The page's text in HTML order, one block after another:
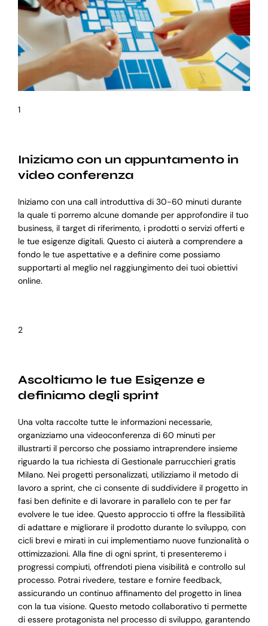
1
Iniziamo con un appuntamento in
video conferenza
Iniziamo con una call introduttiva di 30-60 minuti durante
la quale ti porremo alcune domande per approfondire il tuo
business, il target di riferimento, i prodotti o servizi offerti e
le tue esigenze digitali. Questo ci aiuterà a comprendere a
fondo le tue aspettative e a definire come possiamo
supportarti al meglio nel raggiungimento dei tuoi obiettivi
online.
2
Ascoltiamo le tue Esigenze e
definiamo degli sprint
Una volta raccolte tutte le informazioni necessarie,
organizziamo una videoconferenza di 60 minuti per
illustrarti il percorso che possiamo intraprendere insieme
riguardo la tua richiesta di Gestionale parrucchieri gratis
Milano. Nei progetti personalizzati, utilizziamo il metodo di
lavoro a sprint, che ci consente di suddividere il progetto in
fasi ben definite e di lavorare in parallelo con te per far
evolvere le tue idee. Questo approccio ti offre la flessibilità
di adattare e migliorare il prodotto durante lo sviluppo, con
cicli brevi e mirati in cui implementiamo nuove funzionalità o
ottimizzazioni. Alla fine di ogni sprint, ti presenteremo i
progressi compiuti, offrendoti piena visibilità e controllo sul
processo. Potrai rivedere, testare e fornire feedback,
assicurando un continuo affinamento del progetto in linea
con la tua visione. Questo metodo collaborativo ti permette
di essere protagonista nel processo di sviluppo, garantendo